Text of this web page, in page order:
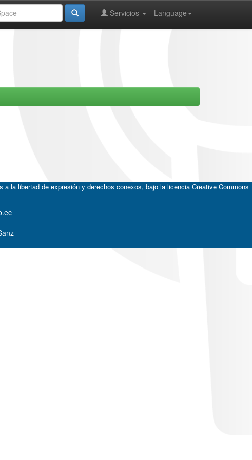
Language
Servicios
la libertad de expresión y derechos conexos, bajo la licencia Creative Commons